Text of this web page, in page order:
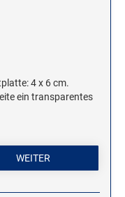
4 x 6 cm.
ein transparentes